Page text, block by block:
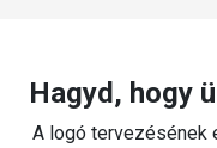
Hagyd, hogy
A logó tervezésének